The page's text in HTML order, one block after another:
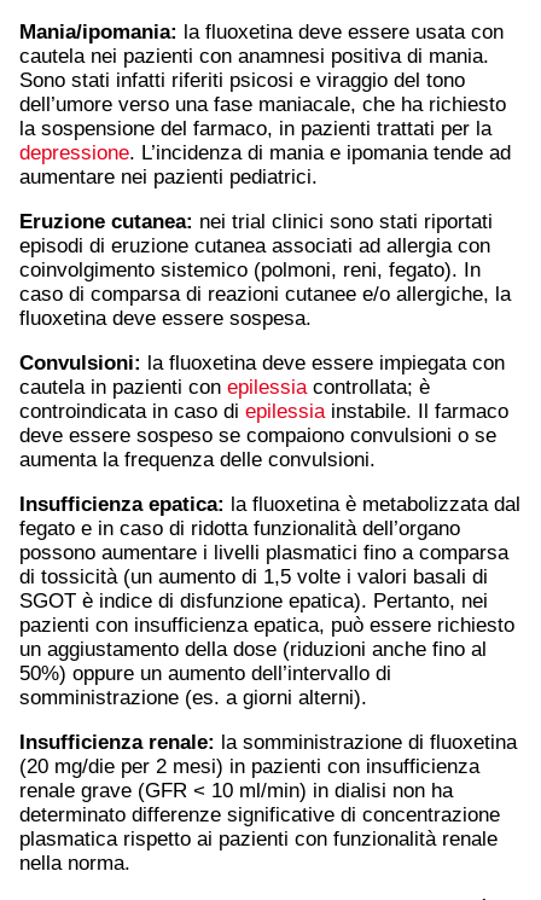
Mania/ipomania: la fluoxetina deve essere usata con
cautela nei pazienti con anamnesi positiva di mania.
Sono stati infatti riferiti psicosi e viraggio del tono
dell’umore verso una fase maniacale, che ha richiesto
la sospensione del farmaco, in pazienti trattati per la
depressione. L’incidenza di mania e ipomania tende ad
aumentare nei pazienti pediatrici.
Eruzione cutanea: nei trial clinici sono stati riportati
episodi di eruzione cutanea associati ad allergia con
coinvolgimento sistemico (polmoni, reni, fegato). In
caso di comparsa di reazioni cutanee e/o allergiche, la
fluoxetina deve essere sospesa.
Convulsioni: la fluoxetina deve essere impiegata con
cautela in pazienti con epilessiacontrollata; è
controindicata in caso di epilessiainstabile. Il farmaco
deve essere sospeso se compaiono convulsioni o se
aumenta la frequenza delle convulsioni.
Insufficienza epatica: la fluoxetina è metabolizzata dal
fegato e in caso di ridotta funzionalità dell’organo
possono aumentare i livelli plasmatici fino a comparsa
di tossicità (un aumento di 1,5 volte i valori basali di
SGOT è indice di disfunzione epatica). Pertanto, nei
pazienti con insufficienza epatica, può essere richiesto
un aggiustamento della dose (riduzioni anche fino al
50%) oppure un aumento dell’intervallo di
somministrazione (es. a giorni alterni).
Insufficienza renale: la somministrazione di fluoxetina
(20 mg/die per 2 mesi) in pazienti con insufficienza
renale grave (GFR < 10 ml/min) in dialisi non ha
determinato differenze significative di concentrazione
plasmatica rispetto ai pazienti con funzionalità renale
nella norma.